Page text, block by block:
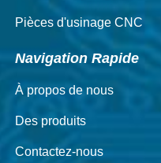
Pièces d'usinage CNC
Navigation Rapide
À propos de nous
Des produits
Contactez-nous